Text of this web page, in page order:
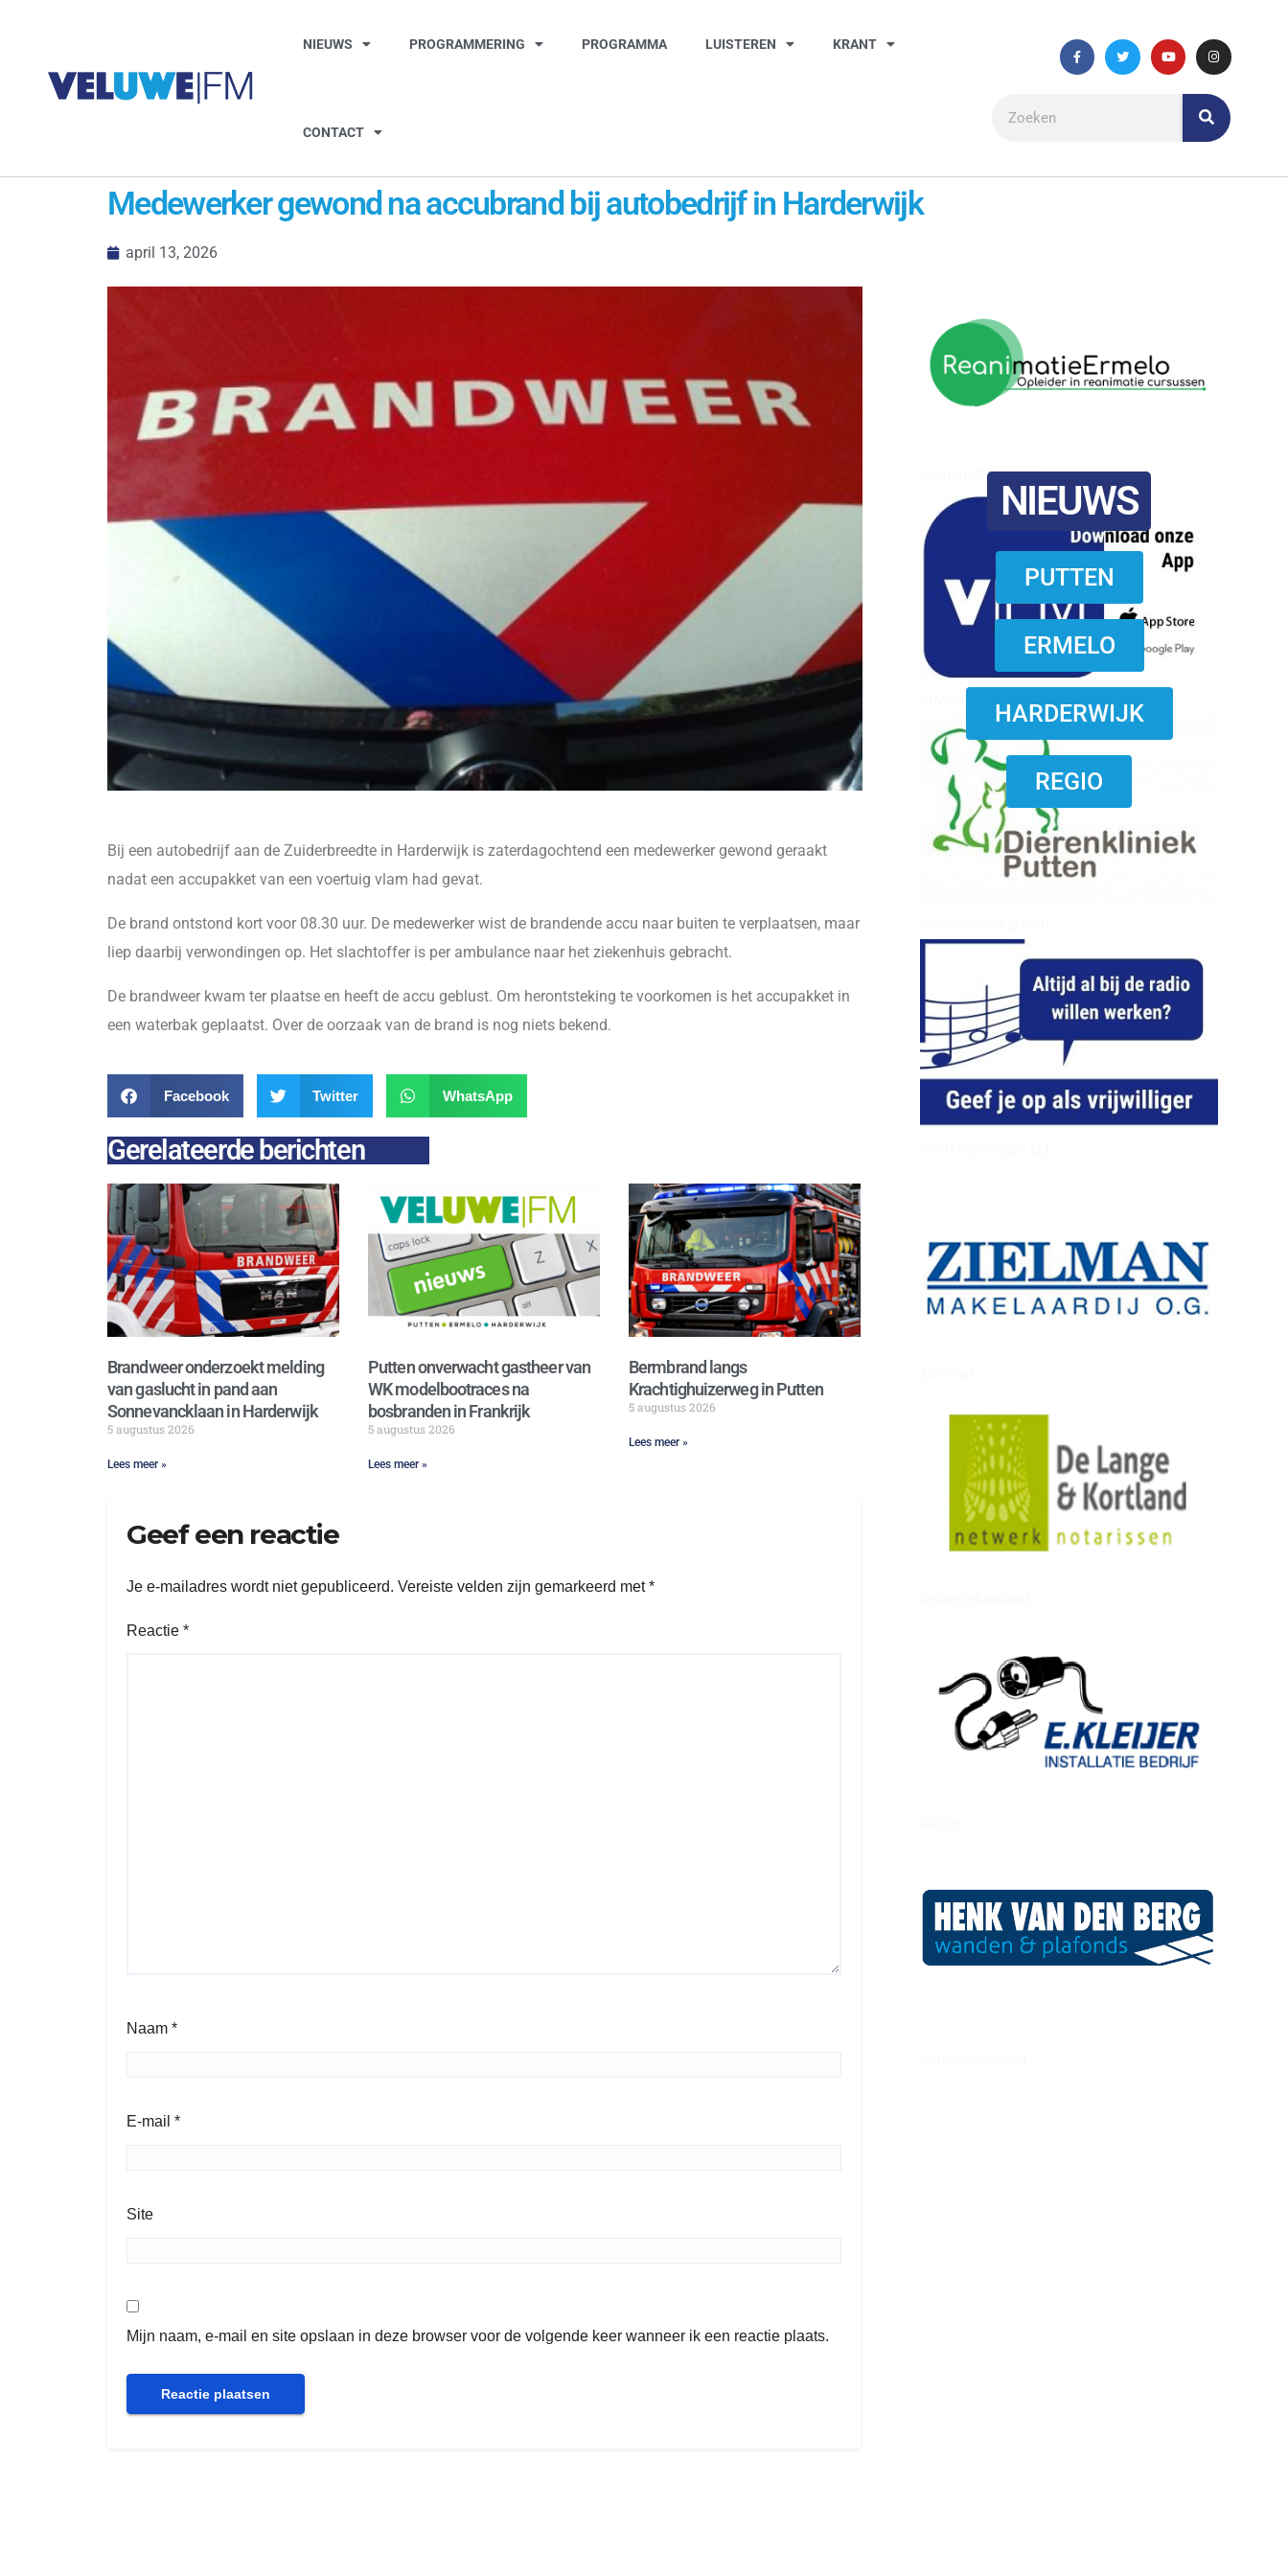
NIEUWS PROGRAMMERING PROGRAMMA LUISTEREN KRANT
CONTACT
Medewerker gewond na accubrand bij autobedrijf in Harderwijk
april 13, 2026
reanimatie ermelo
NIEUWS
PUTTEN
ERMELO
HARDERWIJK
REGIO
Bij een autobedrijf aan de Zuiderbreedte in Harderwijk is zaterdagochtend een medewerker gewond geraakt
nadat een accupakket van een voertuig vlam had gevat.
De brand ontstond kort voor 08.30 uur. De medewerker wist de brandende accu naar buiten te verplaatsen, maar
liep daarbij verwondingen op. Het slachtoffer is per ambulance naar het ziekenhuis gebracht.
De brandweer kwam ter plaatse en heeft de accu geblust. Om herontsteking te voorkomen is het accupakket in
een waterbak geplaatst. Over de oorzaak van de brand is nog niets bekend.
Facebook Twitter WhatsApp
Gerelateerde berichten
Brandweer onderzoekt melding
van gaslucht in pand aan
Sonnevancklaan in Harderwijk
5 augustus 2026
Lees meer »
Putten onverwacht gastheer van
WK modelbootraces na
bosbranden in Frankrijk
5 augustus 2026
Lees meer »
Bermbrand langs
Krachtighuizerweg in Putten
5 augustus 2026
Lees meer »
Geef een reactie
Je e-mailadres wordt niet gepubliceerd. Vereiste velden zijn gemarkeerd met*
Reactie *
Naam *
E-mail *
Site
Mijn naam, e-mail en site opslaan in deze browser voor de volgende keer wanneer ik een reactie plaats.